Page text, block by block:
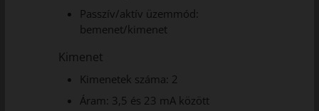
Passzív/aktív üzemmód:
bemenet/kimenet
Kimenet
Kimenetek száma: 2
Áram: 3,5 és 23 mA között